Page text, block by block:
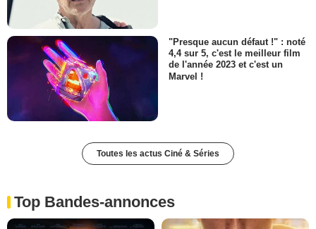
"Presque aucun défaut !" : noté
4,4 sur 5, c'est le meilleur film
de l'année 2023 et c'est un
Marvel !
Toutes les actus Ciné & Séries
Top Bandes-annonces